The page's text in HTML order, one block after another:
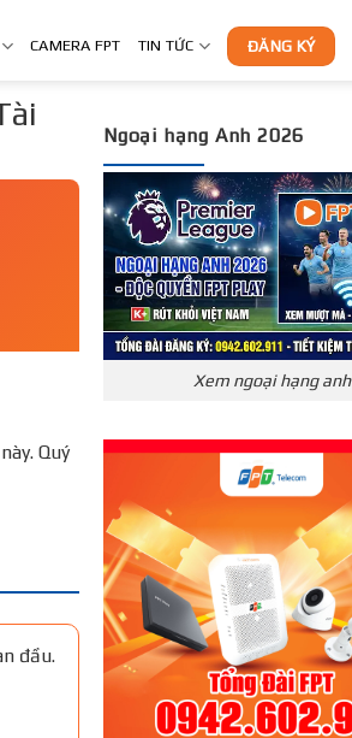
CAMERA FPT TIN TỨC ĐĂNG KÝ
Quý
đầu.
Ngoại hạng Anh 2026
Xem ngoại hạng anh